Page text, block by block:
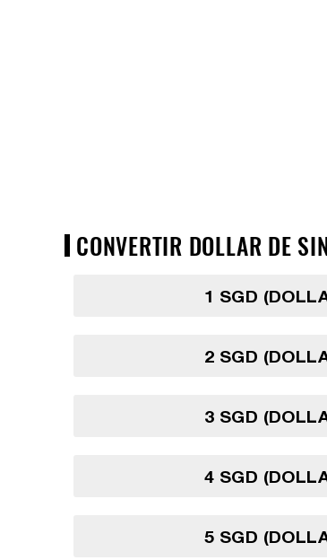
CONVERTIR DOLLAR DE
1 SGD
2 SGD
3 SGD
4 SGD
5 SGD